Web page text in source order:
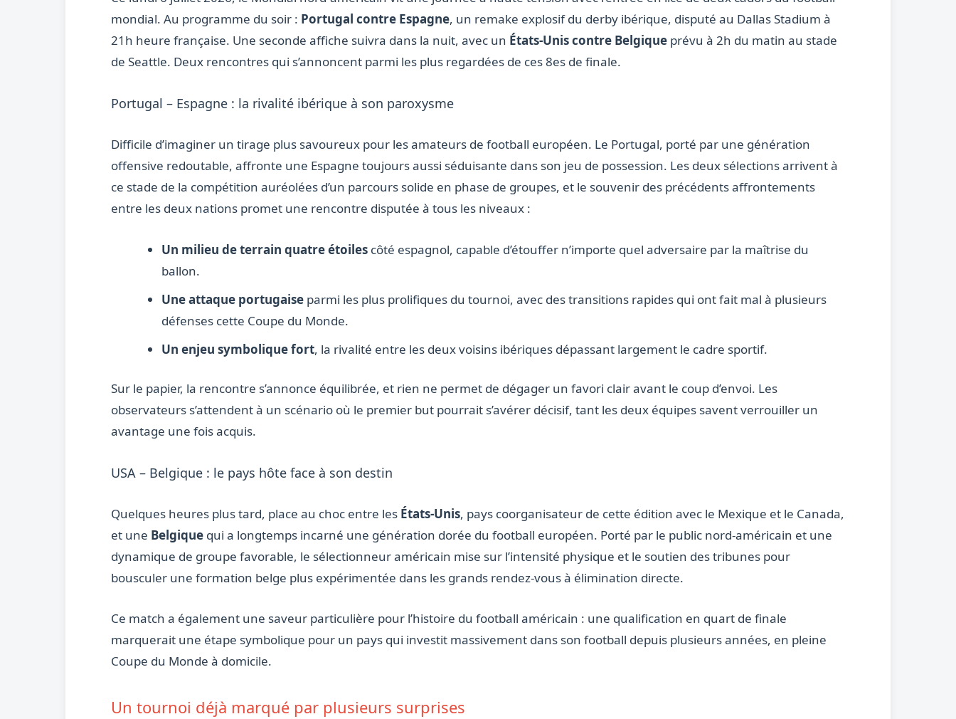
mondial. Au programme du soir : Portugal contre Espagne, un remake explosif du derby ibérique, disputé au Dallas Stadium à
21h heure française. Une seconde affiche suivra dans la nuit, avec un États-Unis contre Belgique prévu à 2h du matin au stade
de Seattle. Deux rencontres qui s’annoncent parmi les plus regardées de ces 8es de finale.
Portugal – Espagne : la rivalité ibérique à son paroxysme
Difficile d’imaginer un tirage plus savoureux pour les amateurs de football européen. Le Portugal, porté par une génération
offensive redoutable, affronte une Espagne toujours aussi séduisante dans son jeu de possession. Les deux sélections arrivent à
ce stade de la compétition auréolées d’un parcours solide en phase de groupes, et le souvenir des précédents affrontements
entre les deux nations promet une rencontre disputée à tous les niveaux :
Un milieu de terrain quatre étoiles côté espagnol, capable d’étouffer n’importe quel adversaire par la maîtrise du
ballon.
Une attaque portugaise parmi les plus prolifiques du tournoi, avec des transitions rapides qui ont fait mal à plusieurs
défenses cette Coupe du Monde.
Un enjeu symbolique fort, la rivalité entre les deux voisins ibériques dépassant largement le cadre sportif.
Sur le papier, la rencontre s’annonce équilibrée, et rien ne permet de dégager un favori clair avant le coup d’envoi. Les
observateurs s’attendent à un scénario où le premier but pourrait s’avérer décisif, tant les deux équipes savent verrouiller un
avantage une fois acquis.
USA – Belgique : le pays hôte face à son destin
Quelques heures plus tard, place au choc entre les États-Unis, pays coorganisateur de cette édition avec le Mexique et le Canada,
et une Belgique qui a longtemps incarné une génération dorée du football européen. Porté par le public nord-américain et une
dynamique de groupe favorable, le sélectionneur américain mise sur l’intensité physique et le soutien des tribunes pour
bousculer une formation belge plus expérimentée dans les grands rendez-vous à élimination directe.
Ce match a également une saveur particulière pour l’histoire du football américain : une qualification en quart de finale
marquerait une étape symbolique pour un pays qui investit massivement dans son football depuis plusieurs années, en pleine
Coupe du Monde à domicile.
Un tournoi déjà marqué par plusieurs surprises